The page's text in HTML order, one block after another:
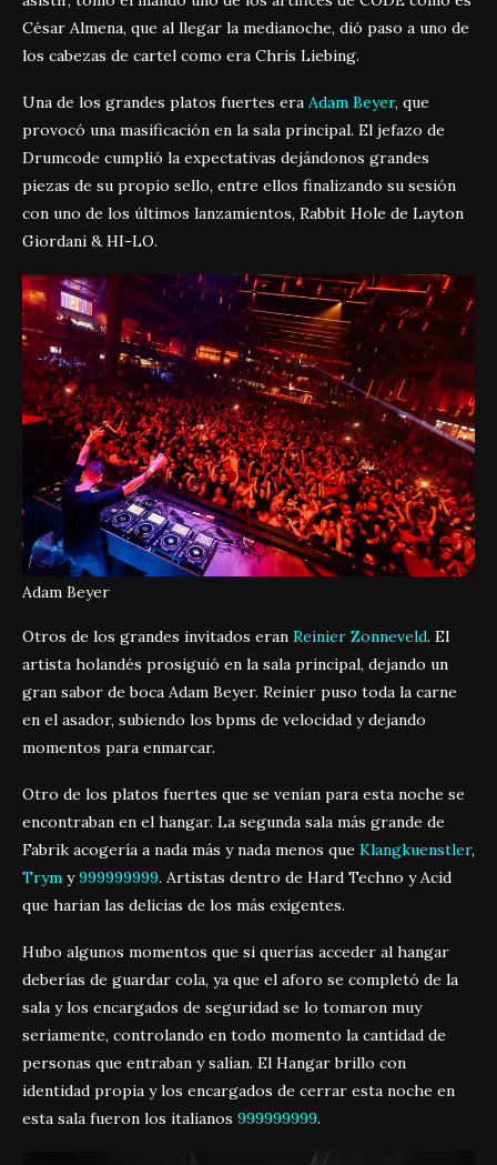
César Almena, que al llegar la medianoche, dió paso a uno de
los cabezas de cartel como era Chris Liebing.
Una de los grandes platos fuertes era Adam Beyer, que
provocó una masificación en la sala principal. El jefazo de
Drumcode cumplió la expectativas dejándonos grandes
piezas de su propio sello, entre ellos finalizando su sesión
con uno de los últimos lanzamientos, Rabbit Hole de Layton
Giordani & HI-LO.
Adam Beyer
Otros de los grandes invitados eran Reinier Zonneveld. El
artista holandés prosiguió en la sala principal, dejando un
gran sabor de boca Adam Beyer. Reinier puso toda la carne
en el asador, subiendo los bpms de velocidad y dejando
momentos para enmarcar.
Otro de los platos fuertes que se venían para esta noche se
encontraban en el hangar. La segunda sala más grande de
Fabrik acogería a nada más y nada menos que Klangkuenstler,
Trym y999999999. Artistas dentro de Hard Techno y Acid
que harian las delicias de los más exigentes.
Hubo algunos momentos que si querías acceder al hangar
deberías de guardar cola, ya que el aforo se completó de la
sala y los encargados de seguridad se lo tomaron muy
seriamente, controlando en todo momento la cantidad de
personas que entraban y salían. El Hangar brillo con
identidad propia y los encargados de cerrar esta noche en
esta sala fueron los italianos 999999999.